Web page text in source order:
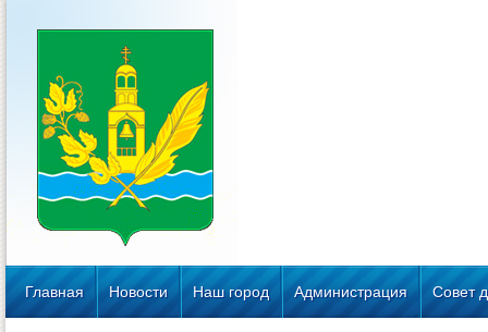
Главная Новости Наш город Администрация Совет